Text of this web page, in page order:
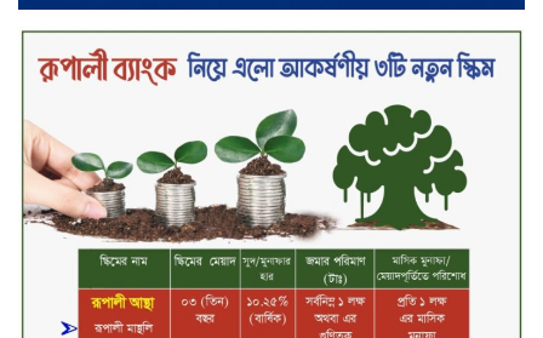
‘শেখ হাসিনা ডিসেম্বরে ফিরলে গণহত্যার
দায় নিয়ে কারাগারে যাবেন,’ আইনমন্ত্রী
মধ্যরাতে শাহজালাল বিমানবন্দরের
বলাকা লাউঞ্জে অগ্নিকাণ্ড
নিরাপদ ও স্বল্পব্যয়ে ক্যাশলেস লেনদেন
গড়তে কাজ করছে বাংলাদেশ ব্যাংক:
গভর্নর